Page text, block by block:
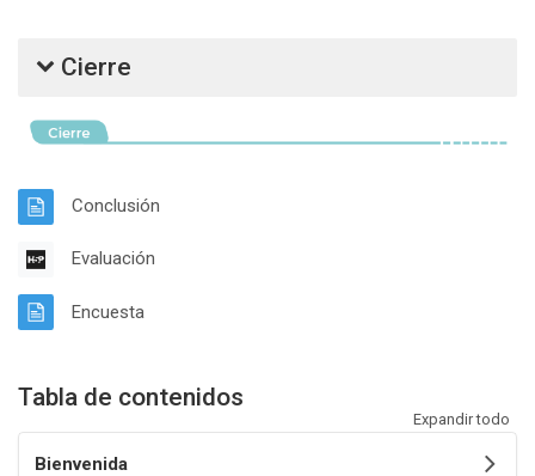
Cierre
Conclusión
Evaluación
Encuesta
Tabla de contenidos
Expandir todo
Bienvenida